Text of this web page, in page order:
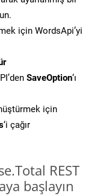
için WordsApi’yi
SaveOption‘ı
için
‘i çağır
REST
başlayın